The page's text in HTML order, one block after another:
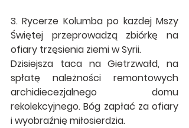
3. Rycerze Kolumba po każdej Mszy
Świętej przeprowadzą zbiórkę na
ofiary trzęsienia ziemi w Syrii.
Dzisiejsza taca na Gietrzwałd, na
spłatę należności remontowych
archidiecezjalnego domu
rekolekcyjnego. Bóg zapłać za ofiary
i wyobraźnię miłosierdzia.